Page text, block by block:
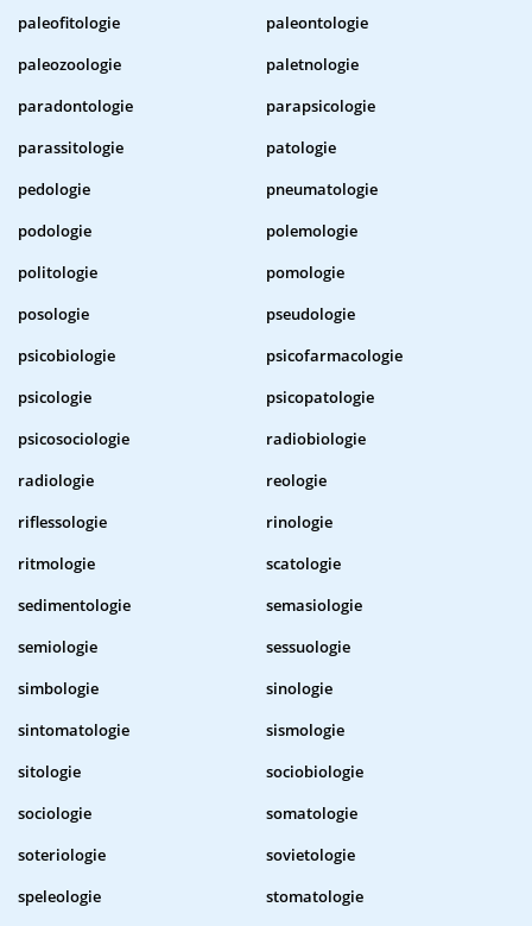
paleofitologie
paleontologie
paleozoologie
paletnologie
paradontologie
parapsicologie
parassitologie
patologie
pedologie
pneumatologie
podologie
polemologie
politologie
pomologie
posologie
pseudologie
psicobiologie
psicofarmacologie
psicologie
psicopatologie
psicosociologie
radiobiologie
radiologie
reologie
riflessologie
rinologie
ritmologie
scatologie
sedimentologie
semasiologie
semiologie
sessuologie
simbologie
sinologie
sintomatologie
sismologie
sitologie
sociobiologie
sociologie
somatologie
soteriologie
sovietologie
speleologie
stomatologie